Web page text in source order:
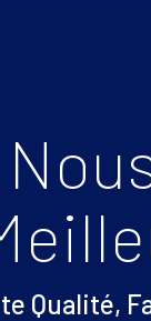
Qualité,